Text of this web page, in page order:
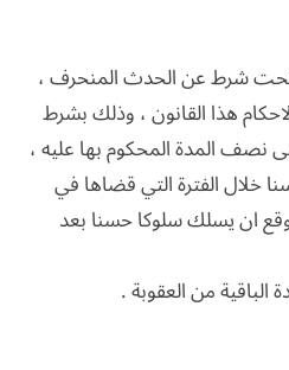
تحت شرط عن الحدث المنحرف ،
هذا القانون ، وذلك بشرط
المدة المحكوم بها عليه ،
خلال الفترة التي قضاها في
ان يسلك سلوكا حسنا بعد
من العقوبة .